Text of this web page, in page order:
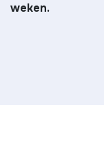
weken.